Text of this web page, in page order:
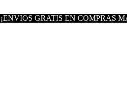
¡ENVIOS GRATIS EN COMPRAS